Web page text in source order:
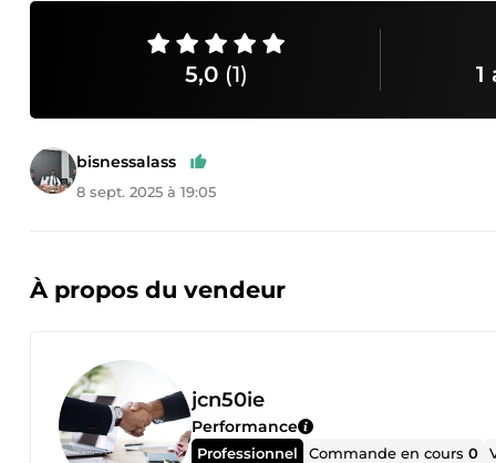
5,0 (1) 1
bisnessalass
8 sept. 2025 à 19:05
À propos du vendeur
jcn50ie
Performance
Professionnel Commande en cours0